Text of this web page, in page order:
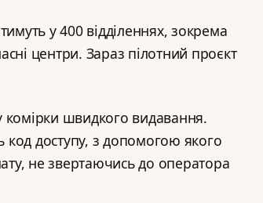
у 400 відділеннях, зокрема
центри. Зараз пілотний проєкт
комірки швидкого видавання.
доступу, з допомогою якого
не звертаючись до оператора